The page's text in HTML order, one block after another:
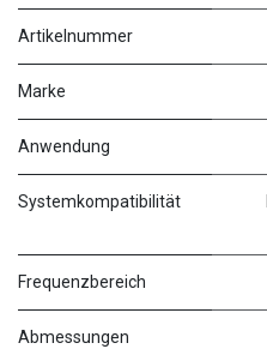
Artikelnummer
Marke
Anwendung
Systemkompatibilität
Frequenzbereich
Abmessungen